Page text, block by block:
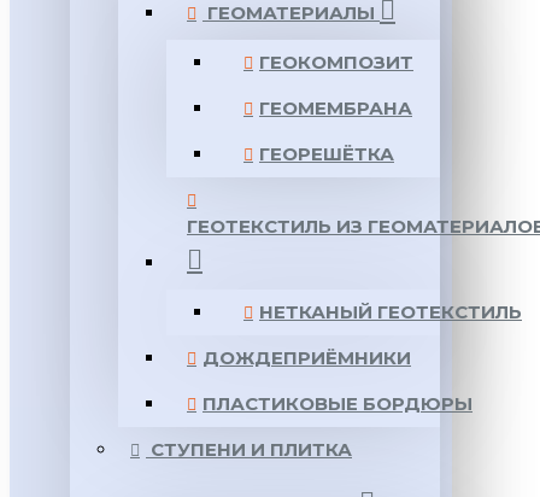
ГЕОМАТЕРИАЛЫ
ГЕОКОМПОЗИТ
ГЕОМЕМБРАНА
ГЕОРЕШЁТКА
ГЕОТЕКСТИЛЬ ИЗ
НЕТКАНЫЙ ГЕОТЕКСТИЛЬ
ДОЖДЕПРИЁМНИКИ
ПЛАСТИКОВЫЕ БОРДЮРЫ
СТУПЕНИ И ПЛИТКА